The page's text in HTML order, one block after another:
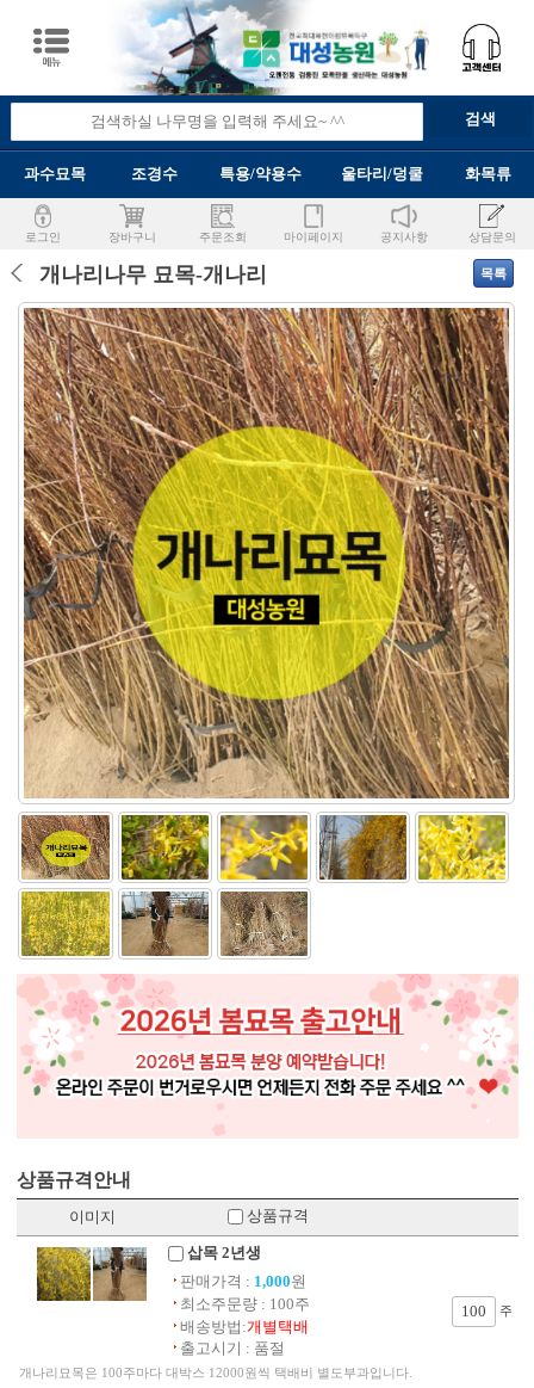
과수묘목 조경수 특용/약용수 울타리/덩쿨 화목류
로그인 장바구니 주문조회 마이페이지 공지사항 상담문의
개나리나무 묘목-개나리
상품규격안내
이미지 상품규격
삽목 2년생
판매가격 : 1,000원
최소주문량 : 100주
배송방법:개별택배
출고시기 : 품절
주
개나리묘목은 100주마다 대박스 12000원씩 택배비 별도부과입니다.